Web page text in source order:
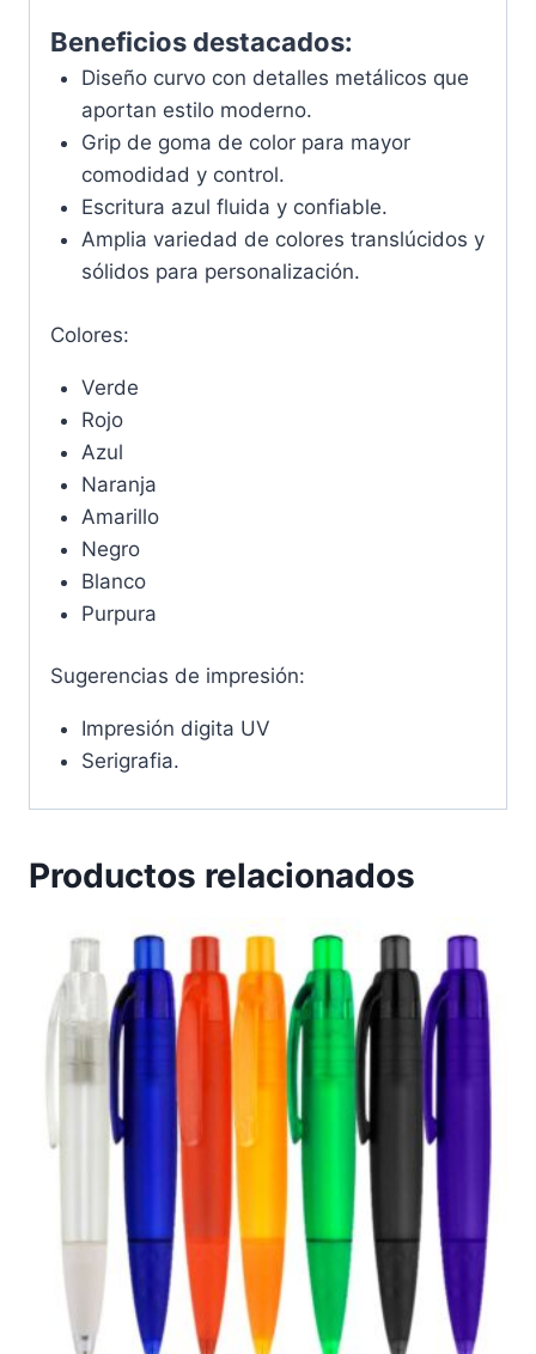
Beneficios destacados:
Diseño curvo con detalles metálicos que
aportan estilo moderno.
Grip de goma de color para mayor
comodidad y control.
Escritura azul fluida y confiable.
Amplia variedad de colores translúcidos y
sólidos para personalización.
Colores:
Verde
Rojo
Azul
Naranja
Amarillo
Negro
Blanco
Purpura
Sugerencias de impresión:
Impresión digita UV
Serigrafia.
Productos relacionados